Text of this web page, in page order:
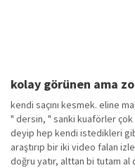
kolay görünen ama
kendi saçını kesmek. eline
" dersin, " sanki kuaförler
deyip hep kendi istedikleri
araştırıp bir iki video falan
doğru yatır, alttan bi tutam al